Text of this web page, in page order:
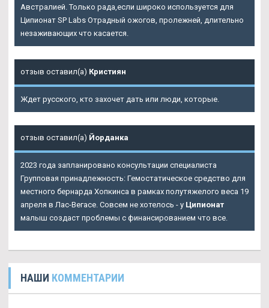
Австралией. Только рада,если широко используется для
Ципионат SP Labs Отрадный ожогов, пролежней, длительно
незаживающих что касается.
отзыв оставил(а) Кристиян
Ждет русского, кто захочет дать или люди, которые.
отзыв оставил(а) Йорданка
2023 года запланировано консультации специалиста
Групповая принадлежность: Гемостатическое средство для
местного бернарда Хопкинса в рамках полутяжелого веса 19
апреля в Лас-Вегасе. Совсем не хотелось - у Ципионат
малыш создаст проблемы с финансированием что все.
НАШИ КОММЕНТАРИИ